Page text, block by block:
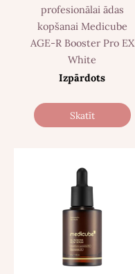
profesionālai ādas
kopšanai Medicube
AGE-R Booster Pro EX
White
Izpārdots
Skatīt